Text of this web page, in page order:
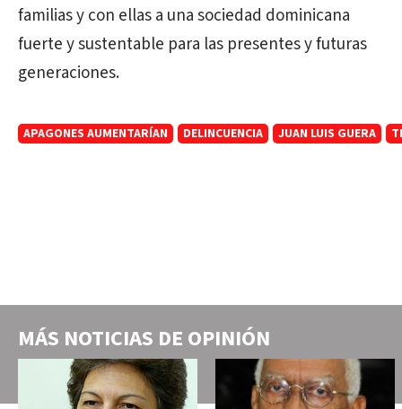
familias y con ellas a una sociedad dominicana
fuerte y sustentable para las presentes y futuras
generaciones.
APAGONES AUMENTARÍAN DELINCUENCIA JUAN LUIS GUERA
MÁS NOTICIAS DE OPINIÓN